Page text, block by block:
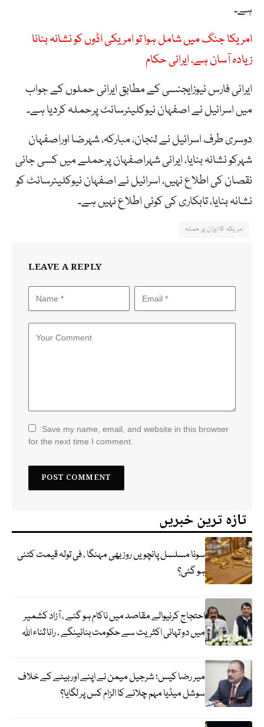
ہے۔
امریکا جنگ میں شامل ہوا تو امریکی اڈوں کو نشانہ بنانا
زیادہ آسان ہے، ایرانی حکام
ایرانی فارس نیوزایجنسی کے مطابق ایرانی حملوں کے جواب
میں اسرائیل نے اصفہان نیوکلیئرسائٹ پرحملہ کردیا ہے۔
دوسری طرف اسرائیل نے لنجان، مبارکہ، شہرضا اوراصفہان
شہرکو نشانہ بنایا، ایرانی شہراصفہان پرحملے میں کسی جانی
نقصان کی اطلاع نہیں، اسرائیل نے اصفہان نیوکلیئرسائٹ کو
نشانہ بنایا، تابکاری کی کوئی اطلاع نہیں ہے۔
امریکہ کا ایران پر حملہ
LEAVE A REPLY
Save my name, email, and website in this browser
for the next time I comment.
تازہ ترین خبریں
سونا مسلسل پانچویں روز بھی مہنگا ، فی تولہ قیمت کتنی
ہو گئی؟
احتجاج کرنیوالے مقاصد میں ناکام ہو گئے ، آزاد کشمیر
میں دو تہائی اکثریت سے حکومت بنائینگے ، رانا ثناء اللہ
میر رضا کیس؛ شرجیل میمن نے اپنے اور بیٹے کے خلاف
سوشل میڈیا مہم چلانے کا الزام کس پر لگایا؟